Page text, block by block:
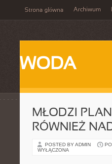
Strona główna Archiwum
WODA
MŁODZI
RÓWNIEŻ
POSTED BY ADMIN
WYŁĄCZONA